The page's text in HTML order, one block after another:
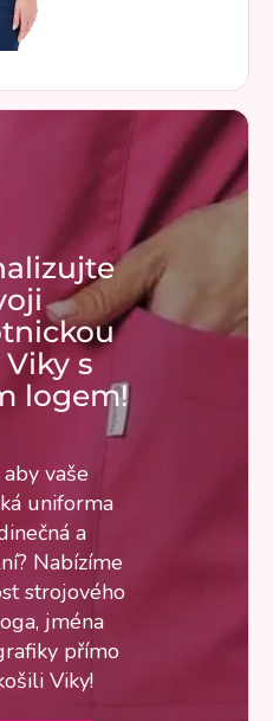
s
logem!
vaše
uniforma
a
Nabízíme
strojového
jména
přímo
Viky!